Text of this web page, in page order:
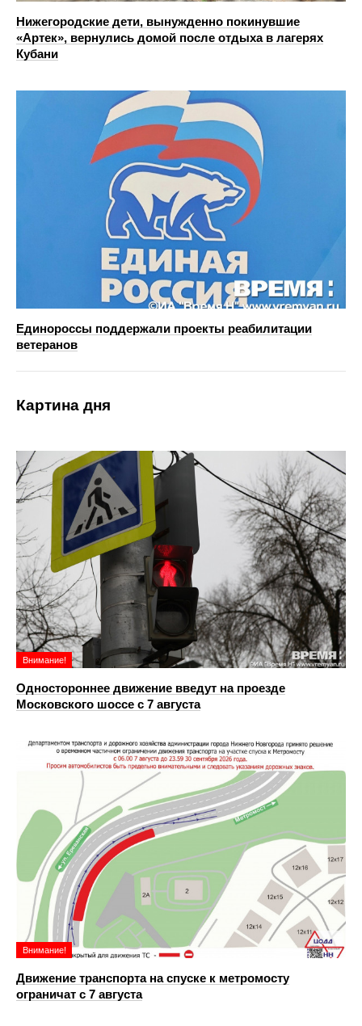
Нижегородские дети, вынужденно покинувшие
«Артек», вернулись домой после отдыха в лагерях
Кубани
Единороссы поддержали проекты реабилитации
ветеранов
Картина дня
Внимание!
Одностороннее движение введут на проезде
Московского шоссе с 7 августа
Внимание!
Движение транспорта на спуске к метромосту
ограничат с 7 августа